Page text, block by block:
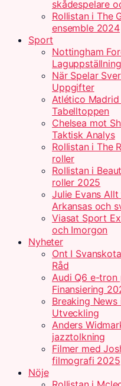
skådespelare
Rollistan i The
ensemble 2024
Sport
Nottingham
När Spelar
Uppgifter
Atlético
Tabelltoppen
Chelsea mot
Taktisk Analys
Rollistan i The
roller
Rollistan i
roller 2025
Julie Evans
Arkansas och
Viasat Sport
och Imorgon
Nyheter
Ont I
Råd
Audi Q6 e-tron
Finansiering
Breaking
Utveckling
Anders
jazztolkning
Filmer med
filmografi 2025
Nöje